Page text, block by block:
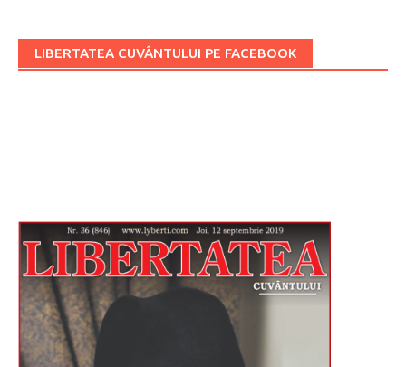
LIBERTATEA CUVÂNTULUI PE FACEBOOK